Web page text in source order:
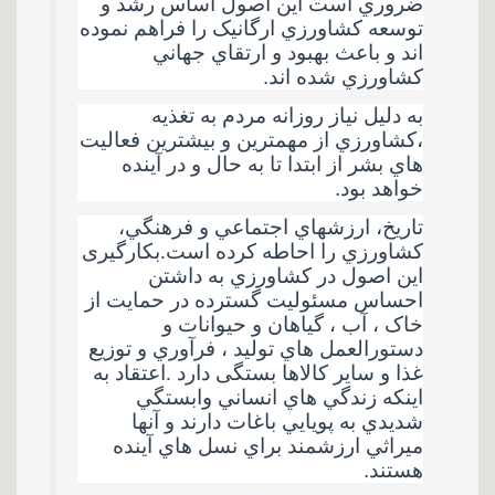
توسعه کشاورزي ارگانيک را فراهم نموده
اند و باعث بهبود و ارتقاي جهاني
کشاورزي شده اند.
به دليل نياز روزانه مردم به تغذيه
،کشاورزي از مهمترين و بيشترين فعاليت
هاي بشر از ابتدا تا به حال و در آينده
خواهد بود.
تاريخ، ارزشهاي اجتماعي و فرهنگي،
کشاورزي را احاطه کرده است.بکارگیری
این اصول در کشاورزي به داشتن
احساس مسئوليت گسترده در حمايت از
خاک ، آب ، گياهان و حيوانات و
دستورالعمل هاي توليد ، فرآوري و توزيع
غذا و ساير کالاها بستگی دارد .اعتقاد به
اينکه زندگي هاي انساني وابستگي
شديدي به پويايي باغات دارند و آنها
ميراثي ارزشمند براي نسل هاي آينده
هستند.